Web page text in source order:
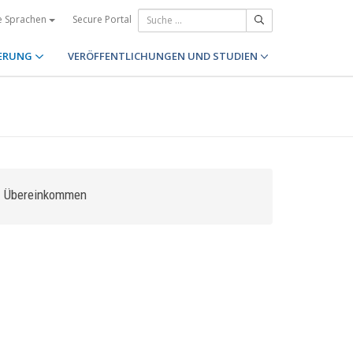
Sprachen Secure Portal
VERÖFFENTLICHUNGEN UND STUDIEN
Übereinkommen